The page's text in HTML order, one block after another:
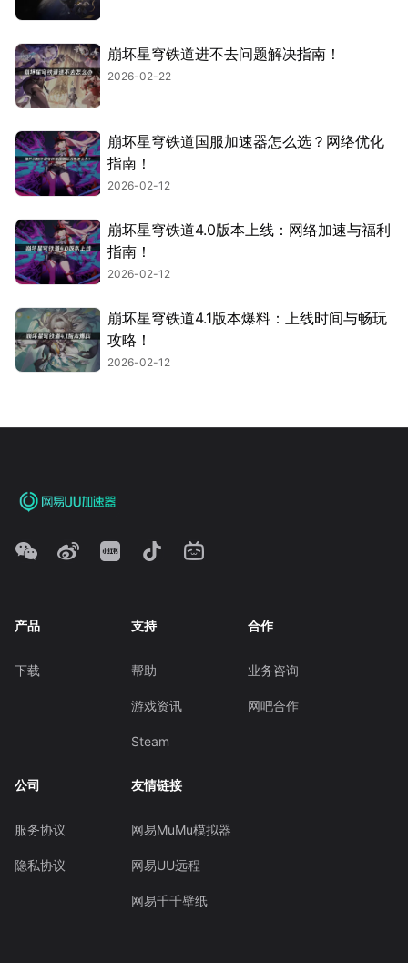
崩坏星穹铁道进不去问题解决指南！
2026-02-22
崩坏星穹铁道国服加速器怎么选？网络优化
指南！
2026-02-12
崩坏星穹铁道4.0版本上线：网络加速与福利
指南！
2026-02-12
崩坏星穹铁道4.1版本爆料：上线时间与畅玩
攻略！
2026-02-12
产品
下载
支持
帮助
游戏资讯
Steam
合作
业务咨询
网吧合作
公司
服务协议
隐私协议
友情链接
网易MuMu模拟器
网易UU远程
网易千千壁纸